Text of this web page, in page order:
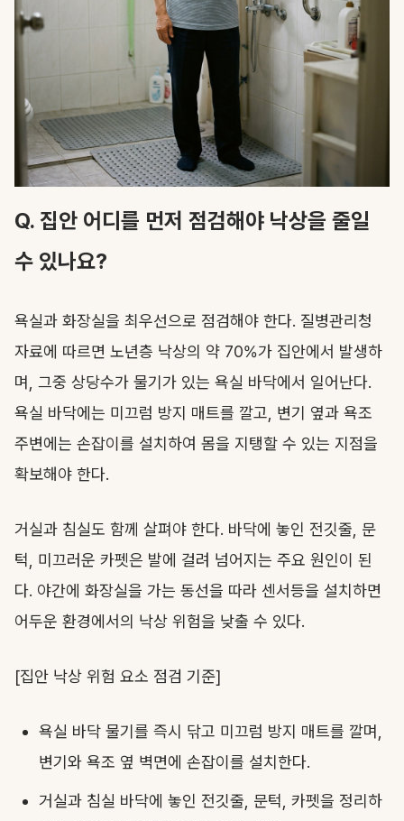
Q. 집안 어디를 먼저 점검해야 낙상을 줄일
수 있나요?
욕실과 화장실을 최우선으로 점검해야 한다. 질병관리청
자료에 따르면 노년층 낙상의 약 70%가 집안에서 발생하
며, 그중 상당수가 물기가 있는 욕실 바닥에서 일어난다.
욕실 바닥에는 미끄럼 방지 매트를 깔고, 변기 옆과 욕조
주변에는 손잡이를 설치하여 몸을 지탱할 수 있는 지점을
확보해야 한다.
거실과 침실도 함께 살펴야 한다. 바닥에 놓인 전깃줄, 문
턱, 미끄러운 카펫은 발에 걸려 넘어지는 주요 원인이 된
다. 야간에 화장실을 가는 동선을 따라 센서등을 설치하면
어두운 환경에서의 낙상 위험을 낮출 수 있다.
[집안 낙상 위험 요소 점검 기준]
욕실 바닥 물기를 즉시 닦고 미끄럼 방지 매트를 깔며,
변기와 욕조 옆 벽면에 손잡이를 설치한다.
거실과 침실 바닥에 놓인 전깃줄, 문턱, 카펫을 정리하